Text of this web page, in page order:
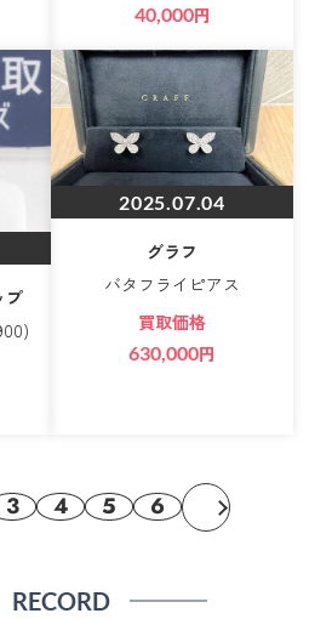
40,000円
プ
2025.07.04
グラフ
バタフライピアス
買取価格
630,000円
3 4 5 6
RECORD